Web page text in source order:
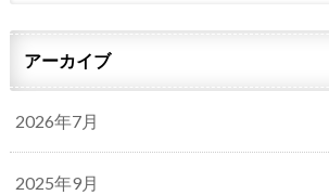
アーカイブ
2026年7月
2025年9月